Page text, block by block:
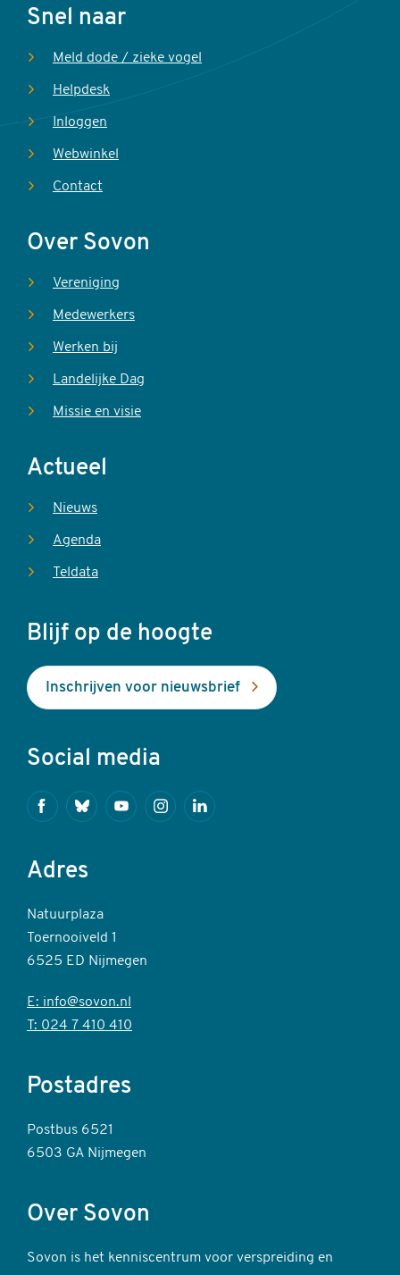
Voet
Snel naar
Meld dode / zieke vogel
Helpdesk
Inloggen
Webwinkel
Contact
Over Sovon
Vereniging
Medewerkers
Werken bij
Landelijke Dag
Missie en visie
Actueel
Nieuws
Agenda
Teldata
Blijf op de hoogte
Inschrijven voor nieuwsbrief
Social media
FacebookBlueskyYoutubeInstagramLinkedin
Adres
Natuurplaza
Toernooiveld 1
6525 ED Nijmegen
E: info@sovon.nl
T: 024 7 410 410
Postadres
Postbus 6521
6503 GA Nijmegen
Over Sovon
Sovon is het kenniscentrum voor verspreiding en